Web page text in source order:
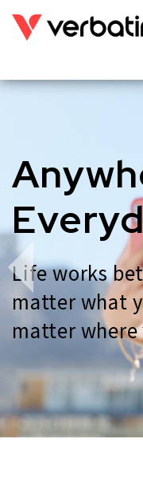
Life works
matter what
matter where